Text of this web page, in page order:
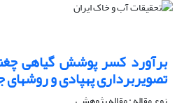
برآورد کسر پوشش گیاهی
تصویربرداری پهپادی و